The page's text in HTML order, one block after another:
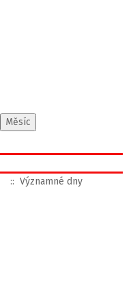
Měsíc
:: Významné dny